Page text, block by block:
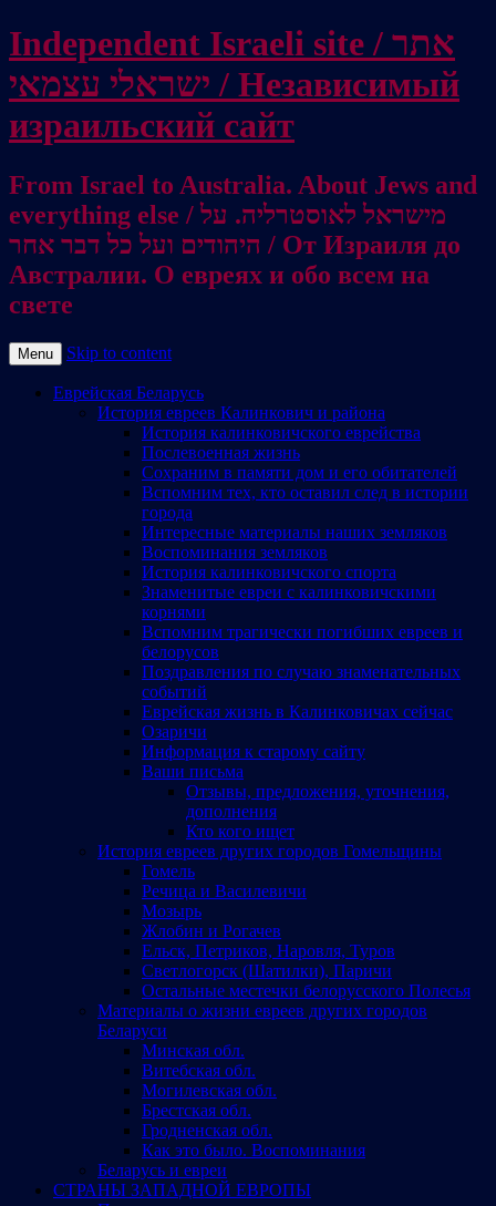
Independent Israeli site / אתר
ישראלי עצמאי / Независимый
израильский сайт
From Israel to Australia. About Jews and
everything else / מישראל לאוסטרליה. על
היהודים ועל כל דבר אחר / От Израиля до
Австралии. О евреях и обо всем на
свете
Menu Skip to content
Еврейская Беларусь
История евреев Калинкович и района
История калинковичского еврейства
Послевоенная жизнь
Сохраним в памяти дом и его обитателей
Вспомним тех, кто оставил след в истории
города
Интересные материалы наших земляков
Воспоминания земляков
История калинковичского спорта
Знаменитые евреи с калинковичскими
корнями
Вспомним трагически погибших евреев и
белорусов
Поздравления по случаю знаменательных
событий
Еврейская жизнь в Калинковичах сейчас
Озаричи
Информация к старому сайту
Ваши письма
Отзывы, предложения, уточнения,
дополнения
Кто кого ищет
История евреев других городов Гомельщины
Гомель
Речица и Василевичи
Мозырь
Жлобин и Рогачев
Ельск, Петриков, Наровля, Туров
Светлогорск (Шатилки), Паричи
Остальные местечки белорусского Полесья
Материалы о жизни евреев других городов
Беларуси
Минская обл.
Витебская обл.
Могилевская обл.
Брестская обл.
Гродненская обл.
Как это было. Воспоминания
Беларусь и евреи
СТРАНЫ ЗАПАДНОЙ ЕВРОПЫ